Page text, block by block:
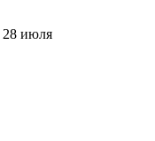
28 июля